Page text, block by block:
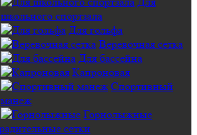
школьного спортзала
Для гольфа
Веревочная сетка
Для бассейна
Капроновая
Спортивный
манеж
Горнолыжные